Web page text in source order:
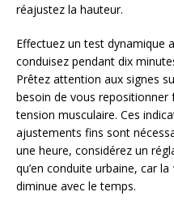
réajustez la hauteur.
Effectuez un test dynamique
conduisez pendant dix
Prêtez attention aux signes
besoin de vous
tension musculaire. Ces
ajustements fins sont
une heure, considérez un
qu’en conduite urbaine, car la
diminue avec le temps.